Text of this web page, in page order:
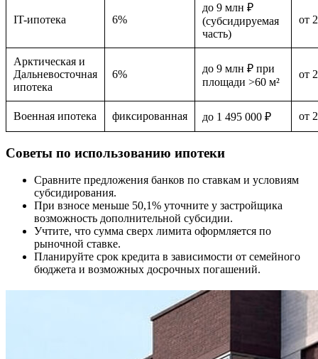
IT-ипотека 6%
до 9 млн ₽
(субсидируемая
часть)
от
Арктическая и
Дальневосточная
ипотека
6%
до 9 млн ₽ при
площади >60 м²
от
Военная ипотека фиксированная до 1 495 000 ₽ от
Советы по использованию ипотеки
Сравните предложения банков по ставкам и условиям
субсидирования.
При взносе меньше 50,1% уточните у застройщика
возможность дополнительной субсидии.
Учтите, что сумма сверх лимита оформляется по
рыночной ставке.
Планируйте срок кредита в зависимости от семейного
бюджета и возможных досрочных погашений.